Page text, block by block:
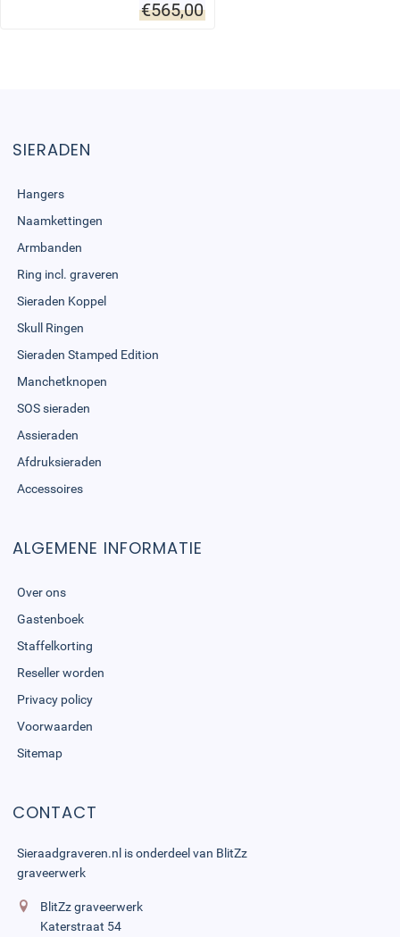
€565,00
SIERADEN
Hangers
Naamkettingen
Armbanden
Ring incl. graveren
Sieraden Koppel
Skull Ringen
Sieraden Stamped Edition
Manchetknopen
SOS sieraden
Assieraden
Afdruksieraden
Accessoires
ALGEMENE INFORMATIE
Over ons
Gastenboek
Staffelkorting
Reseller worden
Privacy policy
Voorwaarden
Sitemap
CONTACT
Sieraadgraveren.nl is onderdeel van BlitZz
graveerwerk
BlitZz graveerwerk
Katerstraat 54